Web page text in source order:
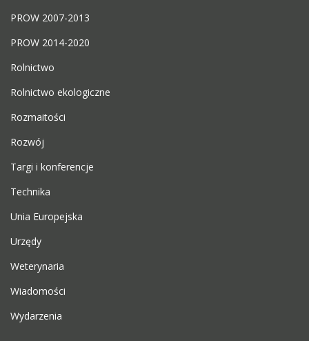
PROW 2007-2013
PROW 2014-2020
Rolnictwo
Rolnictwo ekologiczne
Rozmaitości
Rozwój
Targi i konferencje
Technika
Unia Europejska
Urzędy
Weterynaria
Wiadomości
Wydarzenia